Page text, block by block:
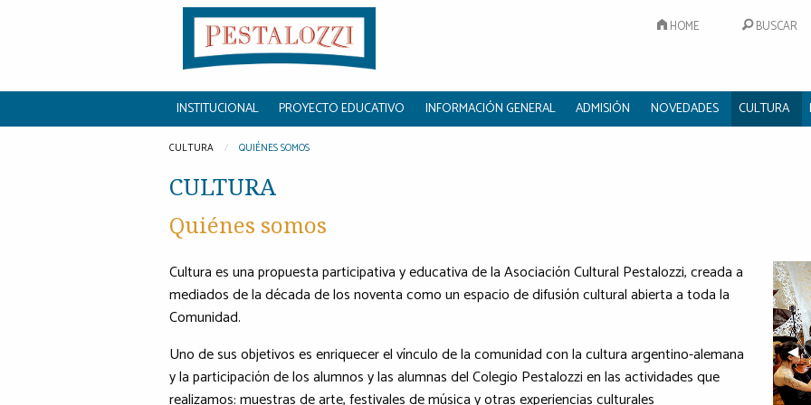
HOME BUSCAR
INSTITUCIONAL PROYECTO EDUCATIVO INFORMACIÓN GENERAL ADMISIÓN NOVEDADES CULTURA
CULTURA QUIÉNES SOMOS
CULTURA
Quiénes somos
Cultura es una propuesta participativa y educativa de la Asociación Cultural Pestalozzi, creada a
mediados de la década de los noventa como un espacio de difusión cultural abierta a toda la
Comunidad.
Uno de sus objetivos es enriquecer el vínculo de la comunidad con la cultura argentino-alemana
y la participación de los alumnos y las alumnas del Colegio Pestalozzi en las actividades que
realizamos: muestras de arte, festivales de música y otras experiencias culturales
◀︎